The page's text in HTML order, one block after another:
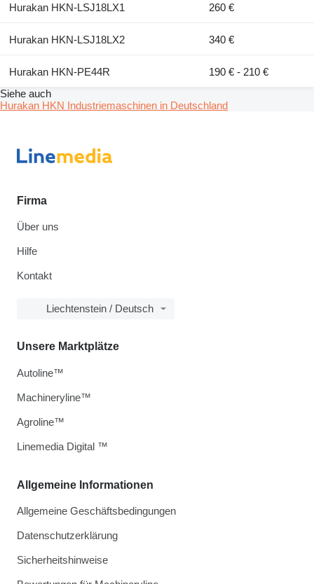
Hurakan HKN-LSJ18LX1 260 €
Hurakan HKN-LSJ18LX2 340 €
Hurakan HKN-PE44R
190 € - 210 €
Siehe auch
Hurakan HKN Industriemaschinen in Deutschland
Firma
Über uns
Hilfe
Kontakt
Liechtenstein / Deutsch
Allgemeine Informationen
Allgemeine Geschäftsbedingungen
Datenschutzerklärung
Sicherheitshinweise
Unsere Marktplätze
Autoline™
Machineryline™
Agroline™
Linemedia Digital ™